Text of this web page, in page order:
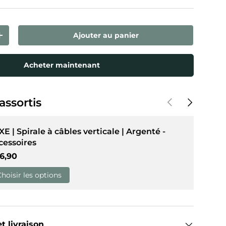
la quantitéAjouter au panier
Acheter maintenant
PrécédentSuivant
| Spirale à câbles verticale | Argenté -
habituel
les options